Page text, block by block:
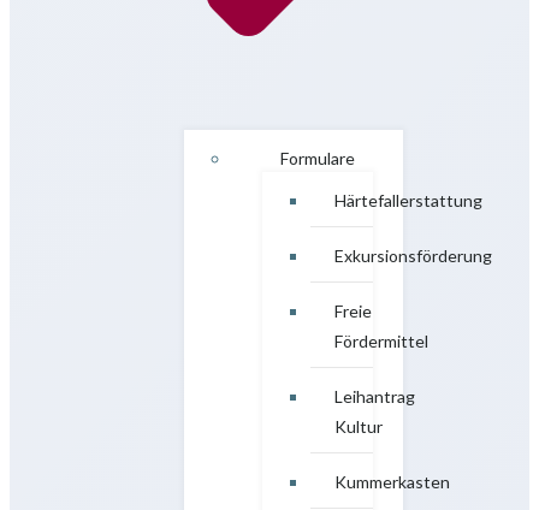
Formulare
Härtefallerstattung
Exkursionsförderung
Freie
Fördermittel
Leihantrag
Kultur
Kummerkasten